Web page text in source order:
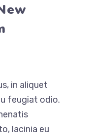
in aliquet
feugiat odio.
lacinia eu